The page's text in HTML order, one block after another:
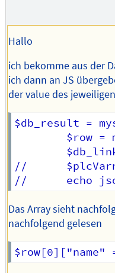
Hallo
ich bekomme aus der
ich dann an JS
der value des
$db_result =
//		$plcVarname = array_values($row);
Das Array sieht
nachfolgend gelesen